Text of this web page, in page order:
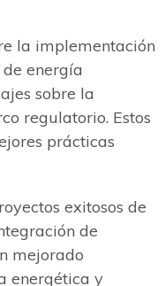
la implementación
energía
sobre la
regulatorio. Estos
prácticas
exitosos de
de
mejorado
energética y